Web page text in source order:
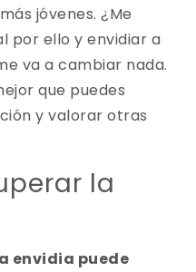
jóvenes. ¿Me
por ello y envidiar a
va a cambiar nada.
que puedes
y valorar otras
la
envidia puede